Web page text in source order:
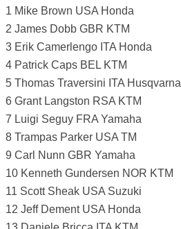
1 Mike Brown USA Honda
2 James Dobb GBR KTM
3 Erik Camerlengo ITA Honda
4 Patrick Caps BEL KTM
5 Thomas Traversini ITA Husqvarna
6 Grant Langston RSA KTM
7 Luigi Seguy FRA Yamaha
8 Trampas Parker USA TM
9 Carl Nunn GBR Yamaha
10 Kenneth Gundersen NOR KTM
11 Scott Sheak USA Suzuki
12 Jeff Dement USA Honda